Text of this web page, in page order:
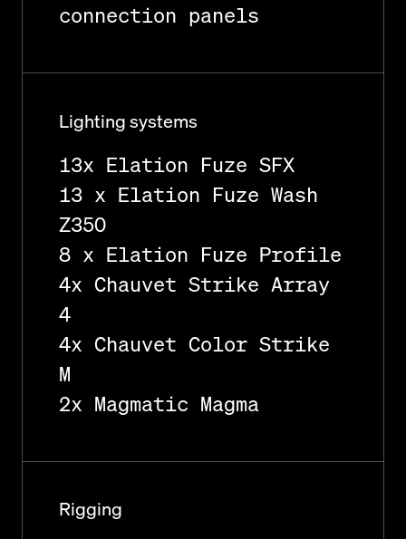
connection panels
Lighting systems
13x Elation Fuze SFX
13 x Elation Fuze Wash
Z350
8 x Elation Fuze Profile
4x Chauvet Strike Array
4
4x Chauvet Color Strike
M
2x Magmatic Magma
Rigging